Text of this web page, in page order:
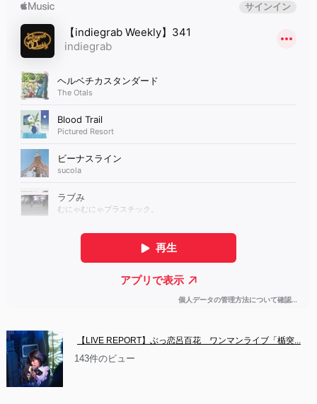
【LIVE REPORT】ぶっ恋呂百花　ワンマンライブ「楯突...
143件のビュー